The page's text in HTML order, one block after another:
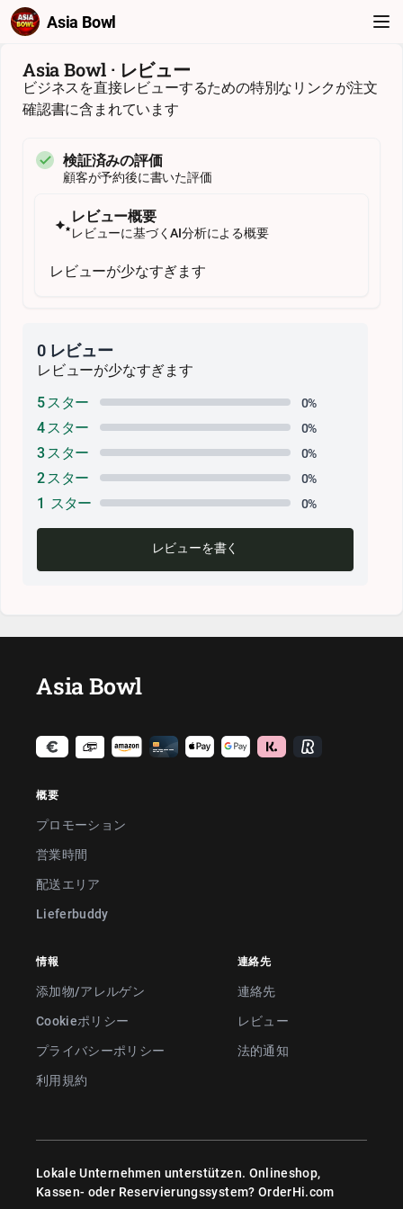
Asia Bowl
Asia Bowl · レビュー
ビジネスを直接レビューするための特別なリンクが注文
確認書に含まれています
検証済みの評価
顧客が予約後に書いた評価
レビュー概要
レビューに基づくAI分析による概要
レビューが少なすぎます
0 レビュー
レビューが少なすぎます
5 スター
0%
4 スター 0%
3 スター 0%
2 スター 0%
1 スター 0%
レビューを書く
Asia Bowl
概要
プロモーション
営業時間
配送エリア
Lieferbuddy
情報
添加物/アレルゲン
Cookieポリシー
プライバシーポリシー
利用規約
連絡先
連絡先
レビュー
法的通知
Lokale Unternehmen unterstützen. Onlineshop,
Kassen- oder Reservierungssystem? OrderHi.com